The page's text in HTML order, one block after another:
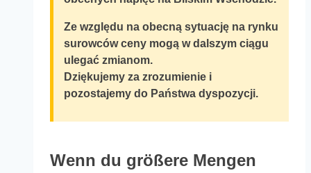
Ze względu na obecną sytuację na rynku
surowców ceny mogą w dalszym ciągu
ulegać zmianom.
Dziękujemy za zrozumienie i
pozostajemy do Państwa dyspozycji.
Wenn du größere Mengen